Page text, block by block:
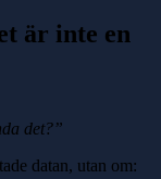
är inte en
det?”
datan, utan om: